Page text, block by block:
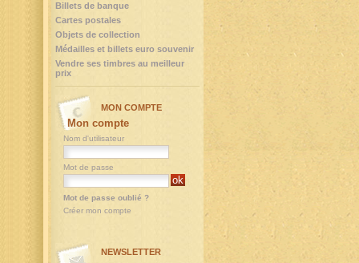
Billets de banque
Cartes postales
Objets de collection
Médailles et billets euro souvenir
Vendre ses timbres au meilleur
prix
MON COMPTE
Mon compte
Nom d'utilisateur
Mot de passe
Mot de passe oublié ?
Créer mon compte
NEWSLETTER